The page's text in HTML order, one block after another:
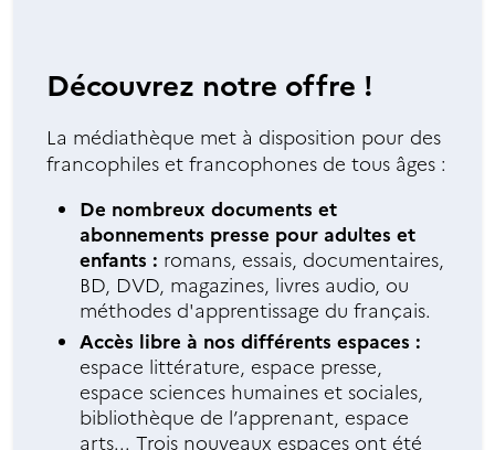
Découvrez notre offre !
La médiathèque met à disposition pour des
francophiles et francophones de tous âges :
De nombreux documents et
abonnements presse pour adultes et
enfants : romans, essais, documentaires,
BD, DVD, magazines, livres audio, ou
méthodes d'apprentissage du français.
Accès libre à nos différents espaces :
espace littérature, espace presse,
espace sciences humaines et sociales,
bibliothèque de l’apprenant, espace
arts... Trois nouveaux espaces ont été